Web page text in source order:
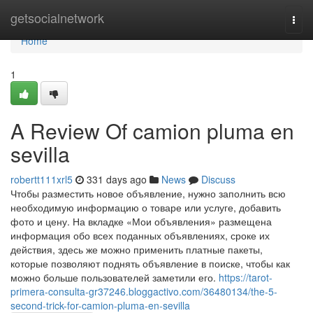
getsocialnetwork
Home
Home
1
A Review Of camion pluma en
sevilla
robertt111xrl5 331 days ago News
Discuss
Чтобы разместить новое объявление, нужно заполнить всю
необходимую информацию о товаре или услуге, добавить
фото и цену. На вкладке «Мои объявления» размещена
информация обо всех поданных объявлениях, сроке их
действия, здесь же можно применить платные пакеты,
которые позволяют поднять объявление в поиске, чтобы как
можно больше пользователей заметили его. https://tarot-
primera-consulta-gr37246.bloggactivo.com/36480134/the-5-
second-trick-for-camion-pluma-en-sevilla